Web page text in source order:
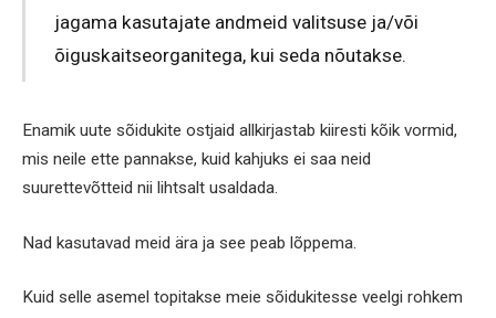
jagama kasutajate andmeid valitsuse ja/või
õiguskaitseorganitega, kui seda nõutakse.
Enamik uute sõidukite ostjaid allkirjastab kiiresti kõik vormid,
mis neile ette pannakse, kuid kahjuks ei saa neid
suurettevõtteid nii lihtsalt usaldada.
Nad kasutavad meid ära ja see peab lõppema.
Kuid selle asemel topitakse meie sõidukitesse veelgi rohkem